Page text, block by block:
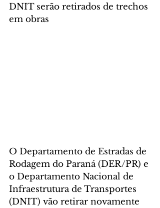
DNIT serão retirados de trechos
em obras
O Departamento de Estradas de
Rodagem do Paraná (DER/PR) e
o Departamento Nacional de
Infraestrutura de Transportes
(DNIT) vão retirar novamente